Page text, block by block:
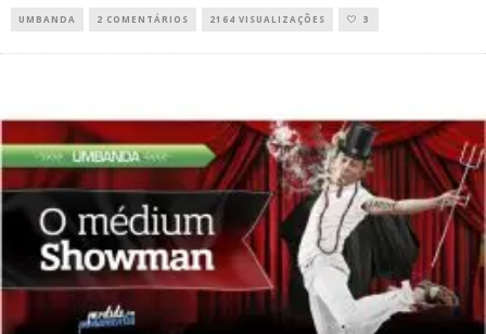
UMBANDA 2 COMENTÁRIOS 2164 VISUALIZAÇÕES 3